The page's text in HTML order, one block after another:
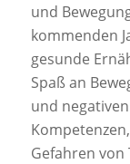
und
kommenden
gesunde
Spaß an
und
Gefahren von